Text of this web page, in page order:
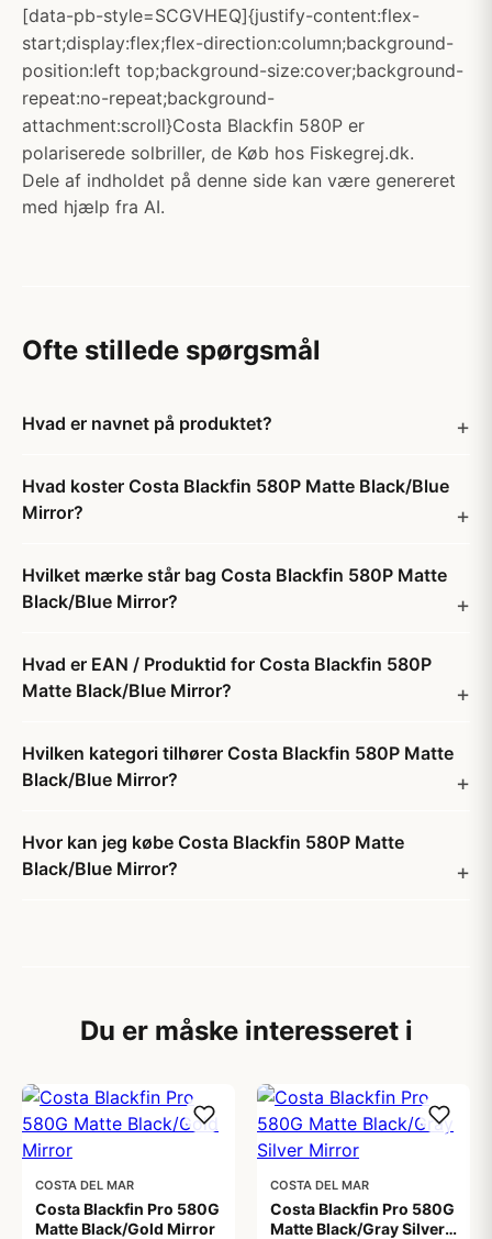
[data-pb-style=SCGVHEQ]{justify-content:flex-
start;display:flex;flex-direction:column;background-
position:left top;background-size:cover;background-
repeat:no-repeat;background-
attachment:scroll}Costa Blackfin 580P er
polariserede solbriller, de Køb hos Fiskegrej.dk.
Dele af indholdet på denne side kan være genereret
med hjælp fra AI.
Ofte stillede spørgsmål
Hvad er navnet på produktet?
Hvad koster Costa Blackfin 580P Matte Black/Blue
Mirror?
Hvilket mærke står bag Costa Blackfin 580P Matte
Black/Blue Mirror?
Hvad er EAN / Produktid for Costa Blackfin 580P
Matte Black/Blue Mirror?
Hvilken kategori tilhører Costa Blackfin 580P Matte
Black/Blue Mirror?
Hvor kan jeg købe Costa Blackfin 580P Matte
Black/Blue Mirror?
Du er måske interesseret i
COSTA DEL MAR
Costa Blackfin Pro 580G
Matte Black/Gold Mirror
COSTA DEL MAR
Costa Blackfin Pro 580G
Matte Black/Gray Silver